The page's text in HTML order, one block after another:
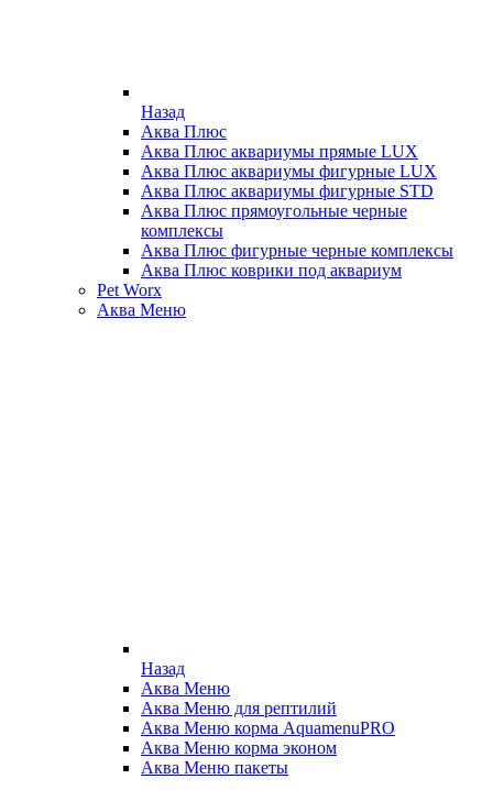
Назад
Аква Плюс
Аква Плюс аквариумы прямые LUX
Аква Плюс аквариумы фигурные LUX
Аква Плюс аквариумы фигурные STD
Аква Плюс прямоугольные черные
комплексы
Аква Плюс фигурные черные комплексы
Аква Плюс коврики под аквариум
Pet Worx
Аква Меню
Назад
Аква Меню
Аква Меню для рептилий
Аква Меню корма AquamenuPRO
Аква Меню корма эконом
Аква Меню пакеты